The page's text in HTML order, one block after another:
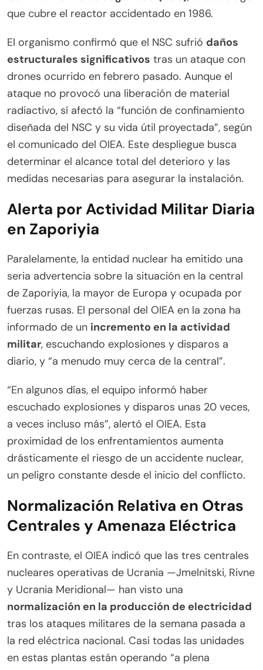
que cubre el reactor accidentado en 1986.
El organismo confirmó que el NSC sufrió daños
estructurales significativos tras un ataque con
drones ocurrido en febrero pasado. Aunque el
ataque no provocó una liberación de material
radiactivo, sí afectó la “función de confinamiento
diseñada del NSC y su vida útil proyectada”, según
el comunicado del OIEA. Este despliegue busca
determinar el alcance total del deterioro y las
medidas necesarias para asegurar la instalación.
Alerta por Actividad Militar Diaria
en Zaporiyia
Paralelamente, la entidad nuclear ha emitido una
seria advertencia sobre la situación en la central
de Zaporiyia, la mayor de Europa y ocupada por
fuerzas rusas. El personal del OIEA en la zona ha
informado de un incremento en la actividad
militar, escuchando explosiones y disparos a
diario, y “a menudo muy cerca de la central”.
“En algunos días, el equipo informó haber
escuchado explosiones y disparos unas 20 veces,
a veces incluso más”, alertó el OIEA. Esta
proximidad de los enfrentamientos aumenta
drásticamente el riesgo de un accidente nuclear,
un peligro constante desde el inicio del conflicto.
Normalización Relativa en Otras
Centrales y Amenaza Eléctrica
En contraste, el OIEA indicó que las tres centrales
nucleares operativas de Ucrania —Jmelnitski, Rivne
y Ucrania Meridional— han visto una
normalización en la producción de electricidad
tras los ataques militares de la semana pasada a
la red eléctrica nacional. Casi todas las unidades
en estas plantas están operando “a plena